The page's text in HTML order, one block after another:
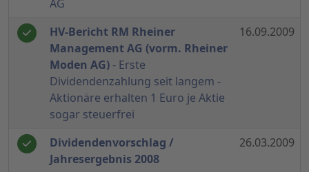
AG
HV-Bericht RM Rheiner
Management AG (vorm. Rheiner
Moden AG) - Erste
Dividendenzahlung seit langem -
Aktionäre erhalten 1 Euro je Aktie
sogar steuerfrei
16.09.2009
Dividendenvorschlag /
Jahresergebnis 2008
26.03.2009